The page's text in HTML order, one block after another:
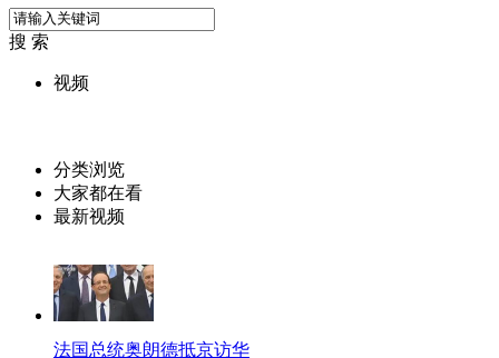
搜 索
视频
分类浏览
大家都在看
最新视频
法国总统奥朗德抵京访华